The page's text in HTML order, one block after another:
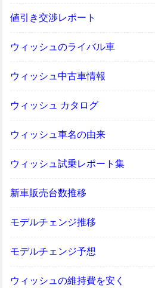
値引き交渉レポート
ウィッシュのライバル車
ウィッシュ中古車情報
ウィッシュ カタログ
ウィッシュ車名の由来
ウィッシュ試乗レポート集
新車販売台数推移
モデルチェンジ推移
モデルチェンジ予想
ウィッシュの維持費を安く